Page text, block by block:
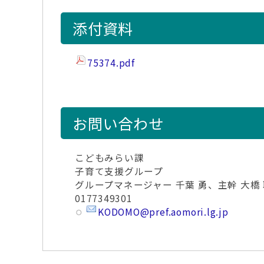
添付資料
75374.pdf
お問い合わせ
こどもみらい課
子育て支援グループ
グループマネージャー 千葉 勇、主幹 大橋
0177349301
KODOMO@pref.aomori.lg.jp